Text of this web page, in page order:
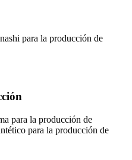
para la producción de
para la producción de
para la producción de